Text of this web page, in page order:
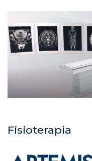
Fisioterapia